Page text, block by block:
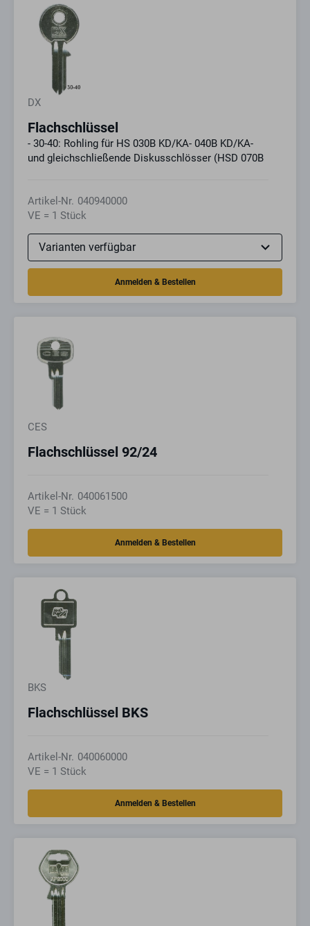
DX
Flachschlüssel
- 30-40: Rohling für HS 030B KD/KA- 040B KD/KA-
und gleichschließende Diskusschlösser (HSD 070B
Artikel-Nr. 040940000
VE = 1 Stück
CES
Flachschlüssel 92/24
Artikel-Nr. 040061500
VE = 1 Stück
BKS
Flachschlüssel BKS
Artikel-Nr. 040060000
VE = 1 Stück